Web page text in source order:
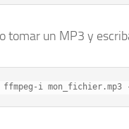
tomar un MP3 y
ffmpeg-i mon_fichier.mp3